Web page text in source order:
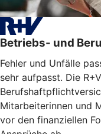
Betriebs- und
Fehler und Unfälle
sehr aufpasst. Die
Mitarbeiterinnen und
vor den finanziellen